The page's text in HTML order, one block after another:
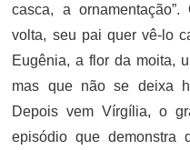
casca, a
volta, seu pai quer vê-lo
Eugênia, a flor da moita,
mas que não se deixa
Depois vem Vírgília, o
episódio que